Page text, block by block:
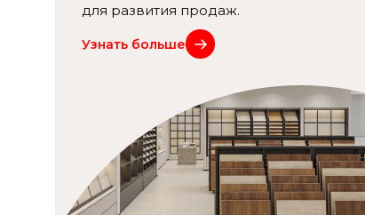
для развития продаж.
Узнать больше